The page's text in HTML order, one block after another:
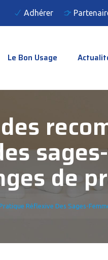
Adhérer
Le Bon Usage
de
Réflexive Des Sages-